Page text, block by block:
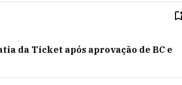
da Ticket após aprovação de BC e